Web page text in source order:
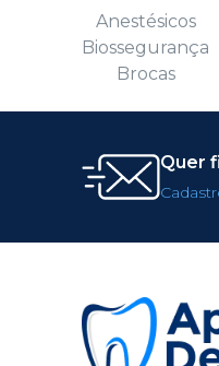
Anestésicos
Biossegurança
Brocas
Quer